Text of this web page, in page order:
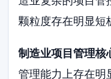
颗粒度存在明显短
制造业项目管理核
管理能力上存在明